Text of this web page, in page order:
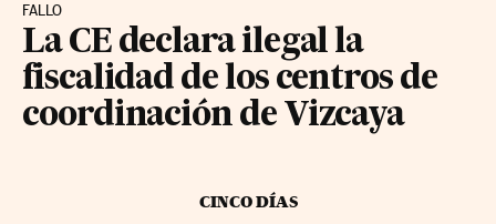
FALLO
La CE declara ilegal la
fiscalidad de los centros de
coordinación de Vizcaya
CINCO DÍAS